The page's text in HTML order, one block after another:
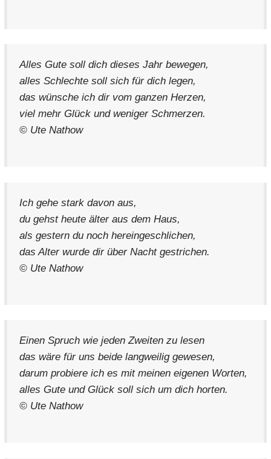
Alles Gute soll dich dieses Jahr bewegen,
alles Schlechte soll sich für dich legen,
das wünsche ich dir vom ganzen Herzen,
viel mehr Glück und weniger Schmerzen.
© Ute Nathow
Ich gehe stark davon aus,
du gehst heute älter aus dem Haus,
als gestern du noch hereingeschlichen,
das Alter wurde dir über Nacht gestrichen.
© Ute Nathow
Einen Spruch wie jeden Zweiten zu lesen
das wäre für uns beide langweilig gewesen,
darum probiere ich es mit meinen eigenen Worten,
alles Gute und Glück soll sich um dich horten.
© Ute Nathow